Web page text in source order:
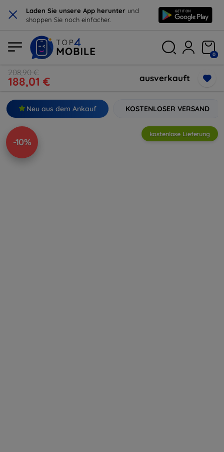
× Laden Sie unsere App herunter und
shoppen Sie noch einfacher.
0
208,90 €
188,01 € ausverkauft
Neu aus dem Ankauf KOSTENLOSER VERSAND
-10%
kostenlose Lieferung